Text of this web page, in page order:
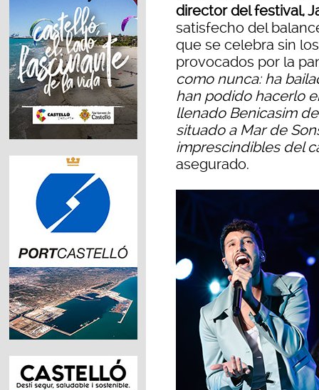
director del festival,
satisfecho del
que se celebra sin
provocados por la
como nunca: ha
han podido hacerlo
llenado Benicasim
situado a Mar de
imprescindibles del
asegurado.